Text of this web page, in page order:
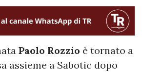
Paolo Rozzio è tornato a
assieme a Sabotic dopo